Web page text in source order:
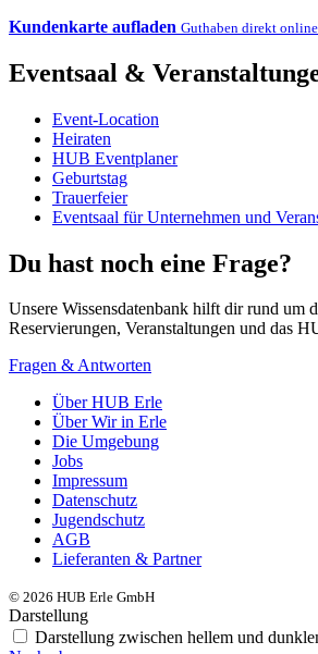
Kundenkarte aufladen Guthaben direkt
Eventsaal &
Event-Location
Heiraten
HUB Eventplaner
Geburtstag
Trauerfeier
Eventsaal für Unternehmen und
Du hast noch eine Frage?
Unsere Wissensdatenbank hilft dir rund um
Reservierungen, Veranstaltungen und das
Fragen & Antworten
Über HUB Erle
Über Wir in Erle
Die Umgebung
Jobs
Impressum
Datenschutz
Jugendschutz
AGB
Lieferanten & Partner
© 2026 HUB Erle GmbH
Darstellung
Darstellung zwischen hellem und